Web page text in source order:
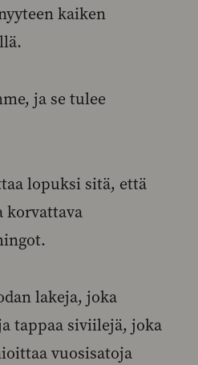
kaiken
ja se tulee
lopuksi sitä, että
korvattava
lakeja, joka
tappaa siviilejä, joka
vuosisatoja